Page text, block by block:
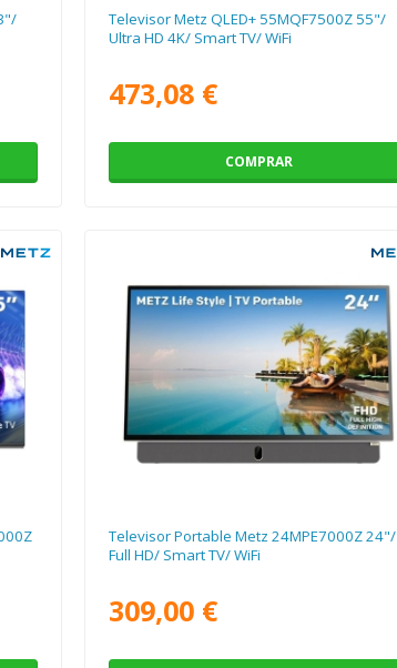
Televisor Metz QLED+ 55MQF7500Z 55"/
Ultra HD 4K/ Smart TV/ WiFi
473,08 €
COMPRAR
Televisor Portable Metz 24MPE7000Z 24"/
Full HD/ Smart TV/ WiFi
309,00 €